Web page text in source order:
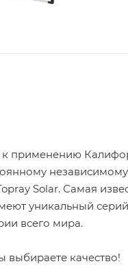
применению
Solar. Самая
уникальный
всего мира.
выбираете качество!